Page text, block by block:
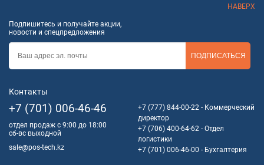
НАВЕРХ
Подпишитесь и получайте акции,
новости и спецпредложения
ПОДПИСАТЬСЯ
Контакты
+7 (701) 006-46-46
отдел продаж с 9:00 до 18:00
сб-вс выходной
sale@pos-tech.kz
+7 (777) 844-00-22 - Коммерческий
директор
+7 (706) 400-64-62 - Отдел
логистики
+7 (701) 006-46-00 - Бухгалтерия